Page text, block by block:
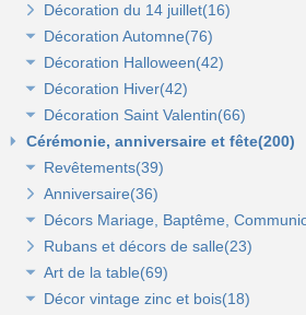
Pelouses mousses et végétaux(18)
Décor naturel et floral de
Décoration de table de Pâques(15)
Décors Fête des mères et pères(63)
Décoration vitrine d'été(23)
Décors mer et plage(26)
Lanterne, lampion, déco de table et
Eclairage électrique d'été(9)
Décoration du 14 juillet(16)
Décoration Automne(76)
Décoration vitrine d'automne(17)
Décors automne(62)
Décoration Halloween(42)
Décor vitrine d'halloween(8)
Décor halloween(36)
Décoration Hiver(42)
Décoration vitrine d'hiver(7)
Décors d'hiver(35)
Décoration Saint Valentin(66)
Décoration vitrine de Saint
Décors Saint Valentin(56)
Cérémonie, anniversaire et fête(200)
Revêtements(39)
Non tissé(19)
Pelouses et revêtements nature(6)
Tissus(13)
Anniversaire(36)
Décors Mariage, Baptême,
Accessoires de cérémonie(14)
Sacs dragées, photophores et
Tulles et noeuds de mariage(16)
Rubans et décors de salle(23)
Art de la table(69)
Fleurs et déco de table(37)
Décor vintage zinc et bois(18)